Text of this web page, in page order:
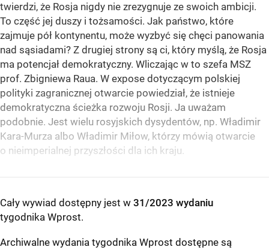
twierdzi, że Rosja nigdy nie zrezygnuje ze swoich ambicji.
To część jej duszy i tożsamości. Jak państwo, które
zajmuje pół kontynentu, może wyzbyć się chęci panowania
nad sąsiadami? Z drugiej strony są ci, który myślą, że Rosja
ma potencjał demokratyczny. Wliczając w to szefa MSZ
prof. Zbigniewa Raua. W expose dotyczącym polskiej
polityki zagranicznej otwarcie powiedział, że istnieje
demokratyczna ścieżka rozwoju Rosji. Ja uważam
podobnie. Jest wielu rosyjskich dysydentów, np. Władimir
Kara-Murza albo Władimir Miłow, którzy mówią otwarcie
o nieimperialnej przyszłości dla ich kraju.
Cały wywiad dostępny jest w 31/2023 wydaniu
tygodnika Wprost.
Archiwalne wydania tygodnika Wprost dostępne są